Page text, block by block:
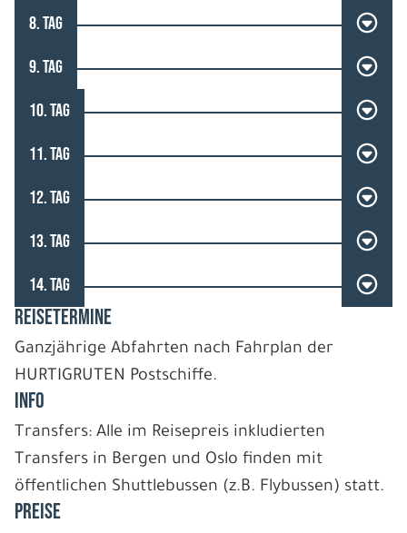
8. TAG
9. TAG
10. TAG
11. TAG
12. TAG
13. TAG
14. TAG
REISETERMINE
Ganzjährige Abfahrten nach Fahrplan der
HURTIGRUTEN Postschiffe.
INFO
Transfers: Alle im Reisepreis inkludierten
Transfers in Bergen und Oslo finden mit
öffentlichen Shuttlebussen (z.B. Flybussen) statt.
PREISE